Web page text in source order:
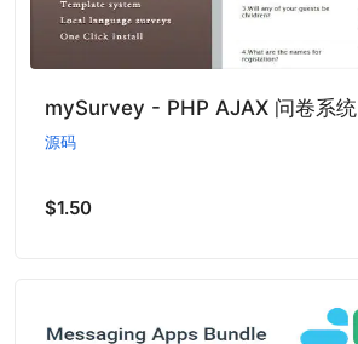
mySurvey - PHP AJAX 问卷系统
源码
$1.50